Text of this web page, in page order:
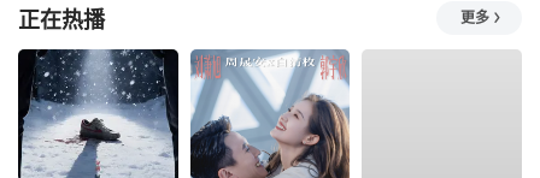
正在热播 更多